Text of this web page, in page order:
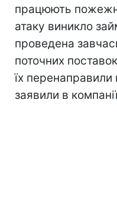
працюють
атаку виникло
проведена
поточних
їх перенаправили
заявили в